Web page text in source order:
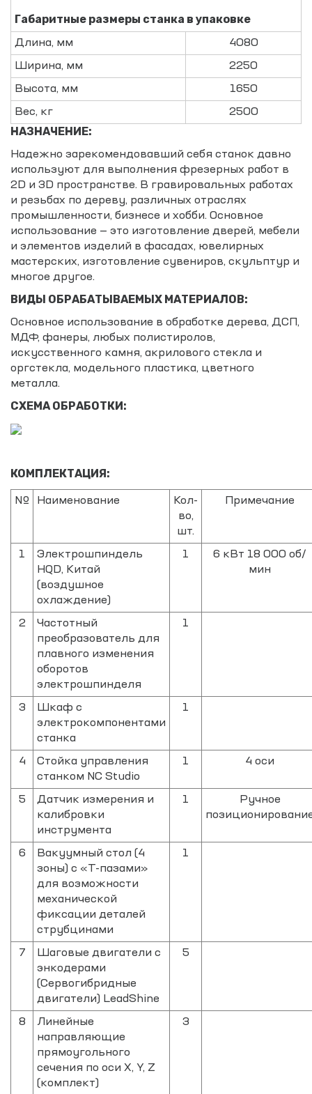
Габаритные размеры станка в упаковке
Длина, мм 4080
Ширина, мм 2250
Высота, мм 1650
Вес, кг 2500
НАЗНАЧЕНИЕ:
Надежно зарекомендовавший себя станок давно
используют для выполнения фрезерных работ в
2D и 3D пространстве. В гравировальных работах
и резьбах по дереву, различных отраслях
промышленности, бизнесе и хобби. Основное
использование — это изготовление дверей, мебели
и элементов изделий в фасадах, ювелирных
мастерских, изготовление сувениров, скульптур и
многое другое.
ВИДЫ ОБРАБАТЫВАЕМЫХ МАТЕРИАЛОВ:
Основное использование в обработке дерева, ДСП,
МДФ, фанеры, любых полистиролов,
искусственного камня, акрилового стекла и
оргстекла, модельного пластика, цветного
металла.
СХЕМА ОБРАБОТКИ:
КОМПЛЕКТАЦИЯ:
№ Наименование
Кол-
во,
шт.
Примечание
1
Электрошпиндель
HQD, Китай
(воздушное
охлаждение)
1
6 кВт 18 000 об/
мин
2
Частотный
преобразователь для
плавного изменения
оборотов
электрошпинделя
1
3
Шкаф с
электрокомпонентами
станка
1
4
Стойка управления
станком NC Studio
1 4 оси
5
Датчик измерения и
калибровки
инструмента
1
Ручное
6
Вакуумный стол (4
зоны) с «T-пазами»
для возможности
механической
фиксации деталей
струбцинами
1
7
Шаговые двигатели с
энкодерами
(Сервогибридные
двигатели) LeadShine
5
8
Линейные
направляющие
прямоугольного
сечения по оси X, Y, Z
(комплект)
3